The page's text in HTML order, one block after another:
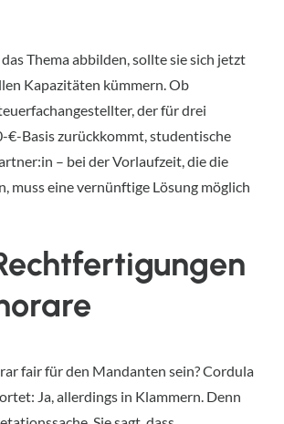
Thema abbilden, sollte sie sich jetzt
Kapazitäten kümmern. Ob
der für drei
€-Basis zurückkommt, studentische
– bei der Vorlaufzeit, die die
muss eine vernünftige Lösung möglich
fair für den Mandanten sein? Cordula
Ja, allerdings in Klammern. Denn